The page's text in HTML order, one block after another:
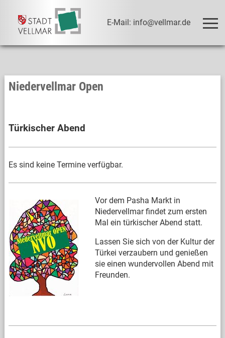
E-Mail: info@vellmar.de
Niedervellmar Open
Türkischer Abend
Es sind keine Termine verfügbar.
Vor dem Pasha Markt in
Niedervellmar findet zum ersten
Mal ein türkischer Abend statt.
Lassen Sie sich von der Kultur der
Türkei verzaubern und genießen
sie einen wundervollen Abend mit
Freunden.